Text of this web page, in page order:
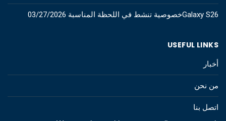
Galaxy S26خصوصية تنشط في اللحظة المناسبة 03/27/2026
USEFUL LINKS
أخبار
من نحن
اتصل بنا